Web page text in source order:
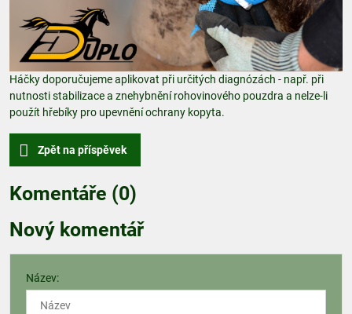
Háčky doporučujeme aplikovat při určitých diagnózách - např. při
nutnosti stabilizace a znehybnění rohovinového pouzdra a nelze-li
použít hřebíky pro upevnění ochrany kopyta.
Zpět na příspěvek
Komentáře (0)
Nový komentář
Název: